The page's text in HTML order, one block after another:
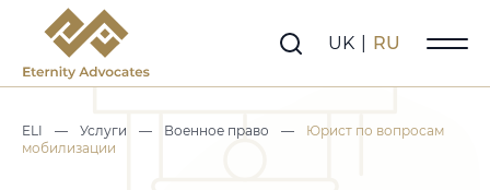
UK RU
ELI — Услуги — Военное право —
Юрист по вопросам
мобилизации